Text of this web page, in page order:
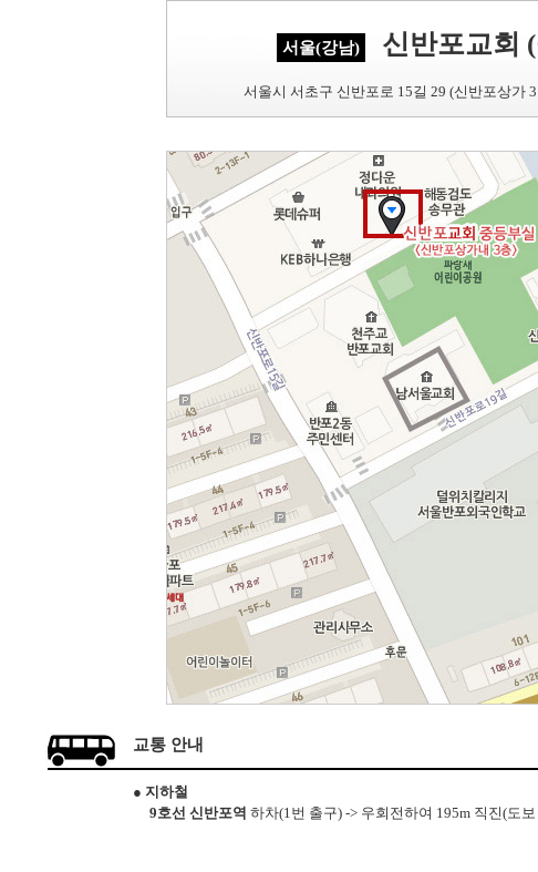
서울(강남) 신반포교회
서울시 서초구 신반포로 15길 29 (신반포상가
교통 안내
● 지하철
9호선 신반포역 하차(1번 출구) -> 우회전하여 195m 직진(도